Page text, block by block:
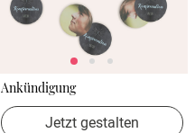
Ankündigung
Jetzt gestalten